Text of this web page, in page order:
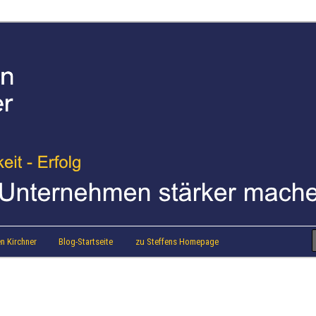
Kirchner Blog-Startseite zu Steffens Homepage